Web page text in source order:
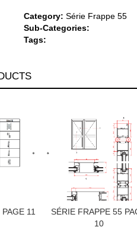
Category: Série Frappe 55
Sub-Categories:
Tags:
11
SÉRIE FRAPPE 55
10